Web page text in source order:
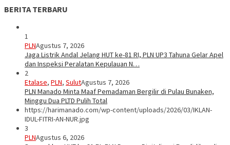
BERITA TERBARU
1
PLNAgustus 7, 2026
Jaga Listrik Andal Jelang HUT ke-81 RI, PLN UP3 Tahuna Gelar Apel
dan Inspeksi Peralatan Kepulauan N…
2
Etalase, PLN, SulutAgustus 7, 2026
PLN Manado Minta Maaf Pemadaman Bergilir di Pulau Bunaken,
Minggu Dua PLTD Pulih Total
https://harimanado.com/wp-content/uploads/2026/03/IKLAN-
IDUL-FITRI-AN-NUR.jpg
3
PLNAgustus 6, 2026